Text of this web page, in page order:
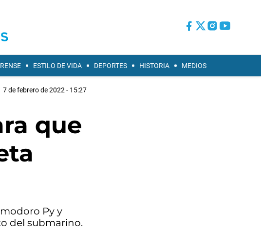
ESTILO DE VIDA DEPORTES HISTORIA MEDIOS
7 de febrero de 2022 - 15:27
que
Py y
del submarino.